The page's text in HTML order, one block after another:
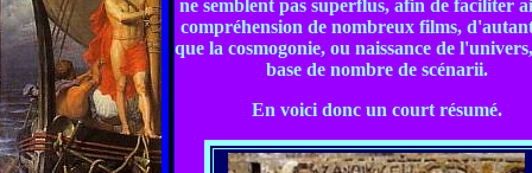
ne semblent pas superflus, afin de faciliter
compréhension de nombreux films,
que la cosmogonie, ou naissance de
base de nombre de scénarii.
En voici donc un court résumé.